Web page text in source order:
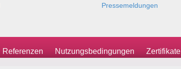
Pressemeldungen
Referenzen Nutzungsbedingungen Zertifikate